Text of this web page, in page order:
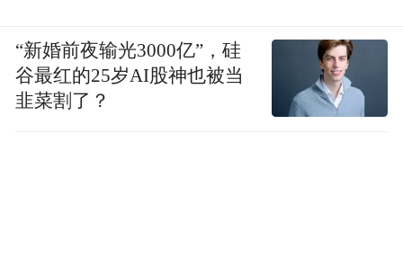
“新婚前夜输光3000亿”，硅
谷最红的25岁AI股神也被当
韭菜割了？